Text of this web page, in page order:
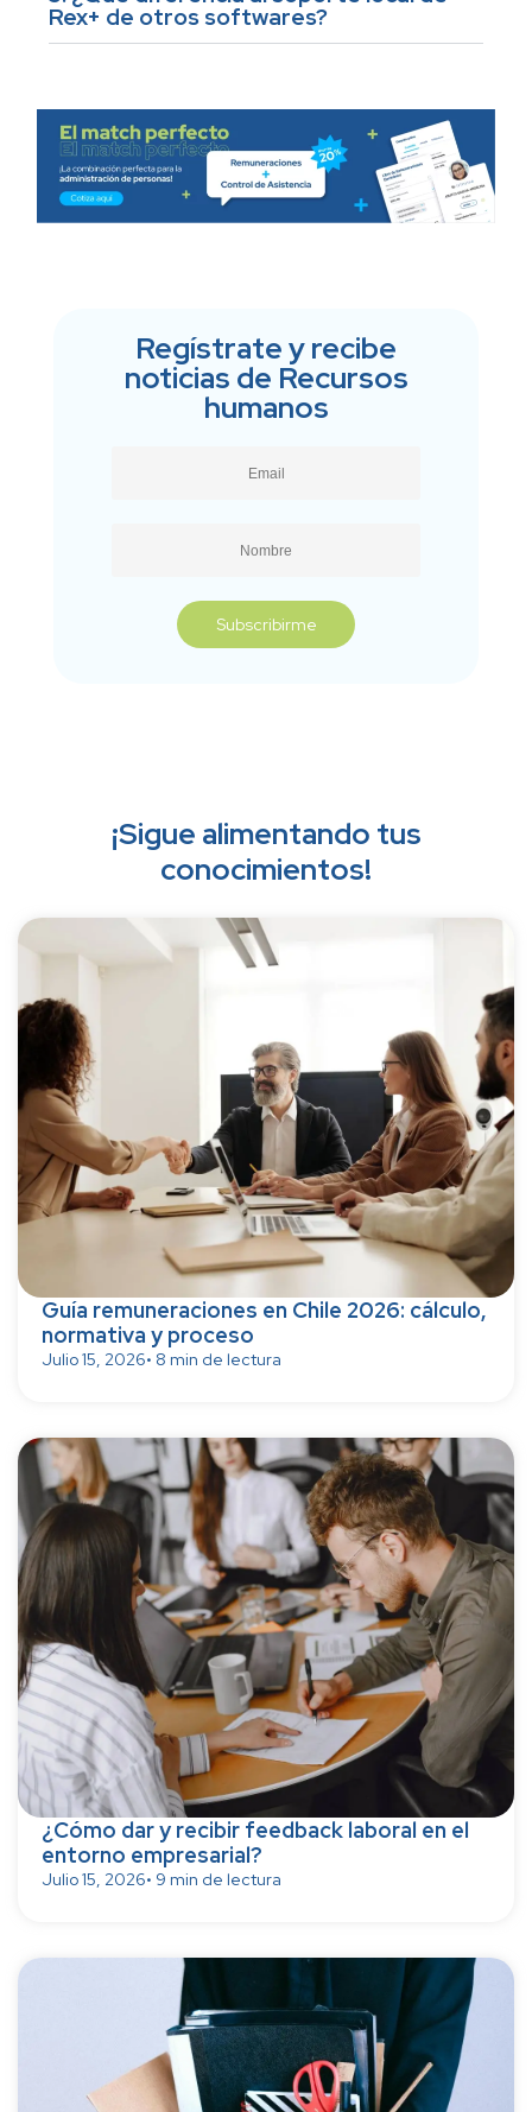
Rex+ de otros softwares?
Regístrate y recibe
noticias de Recursos
humanos
¡Sigue alimentando tus
conocimientos!
Guía remuneraciones en Chile 2026: cálculo,
normativa y proceso
Julio 15, 2026• 8 min de lectura
¿Cómo dar y recibir feedback laboral en el
entorno empresarial?
Julio 15, 2026• 9 min de lectura